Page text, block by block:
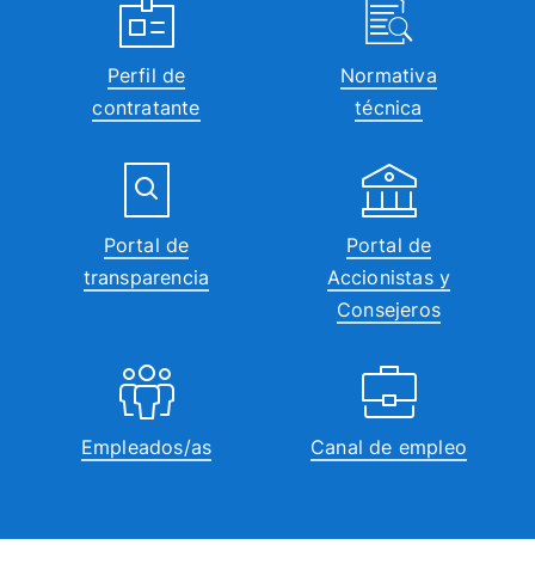
Perfil de
contratante
Normativa
técnica
Portal de
transparencia
Portal de
Accionistas y
Consejeros
Empleados/as Canal de empleo